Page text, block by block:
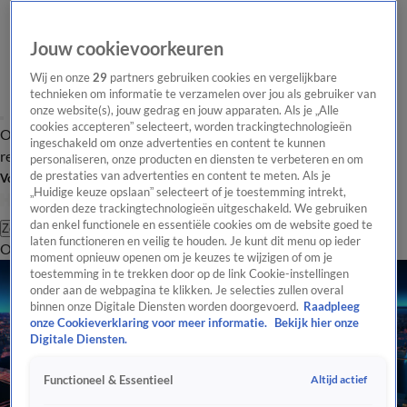
Overzicht Laatste nieuws Regionieuws Het beste van Hart
Tip de
redactie
Volg Hart van Nederland
Zoeken
OverzichtRegioUitzendingenWeerTip de redactiePanelVideo's
Jouw cookievoorkeuren
Wij en onze29 partners gebruiken cookies en vergelijkbare
technieken om informatie te verzamelen over jou als gebruiker van
onze website(s), jouw gedrag en jouw apparaten. Als je „Alle
cookies accepteren” selecteert, worden trackingtechnologieën
ingeschakeld om onze advertenties en content te kunnen
personaliseren, onze producten en diensten te verbeteren en om
de prestaties van advertenties en content te meten. Als je
„Huidige keuze opslaan” selecteert of je toestemming intrekt,
worden deze trackingtechnologieën uitgeschakeld. We gebruiken
dan enkel functionele en essentiële cookies om de website goed te
laten functioneren en veilig te houden. Je kunt dit menu op ieder
moment opnieuw openen om je keuzes te wijzigen of om je
toestemming in te trekken door op de link Cookie-instellingen
onder aan de webpagina te klikken. Je selecties zullen overal
binnen onze Digitale Diensten worden doorgevoerd. Raadpleeg
onze Cookieverklaring voor meer informatie.
Bekijk hier onze
Digitale Diensten.
Functioneel & Essentieel Altijd actief